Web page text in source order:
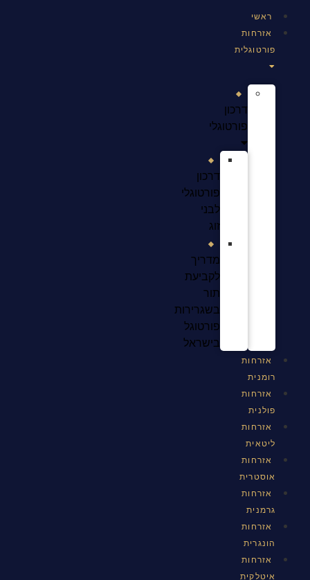
ראשי
אזרחות
פורטוגלית
דרכון
פורטוגלי
דרכון
פורטוגלי
לבני
זוג
מדריך
לקביעת
תור
בשגרירות
פורטוגל
בישראל
אזרחות
רומנית
אזרחות
פולנית
אזרחות
ליטאית
אזרחות
אוסטרית
אזרחות
גרמנית
אזרחות
הונגרית
אזרחות
איטלקית